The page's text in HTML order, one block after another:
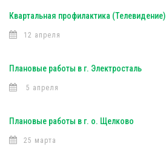
Квартальная профилактика (Телевидение)
12 апреля
Плановые работы в г. Электросталь
5 апреля
Плановые работы в г. о. Щелково
25 марта